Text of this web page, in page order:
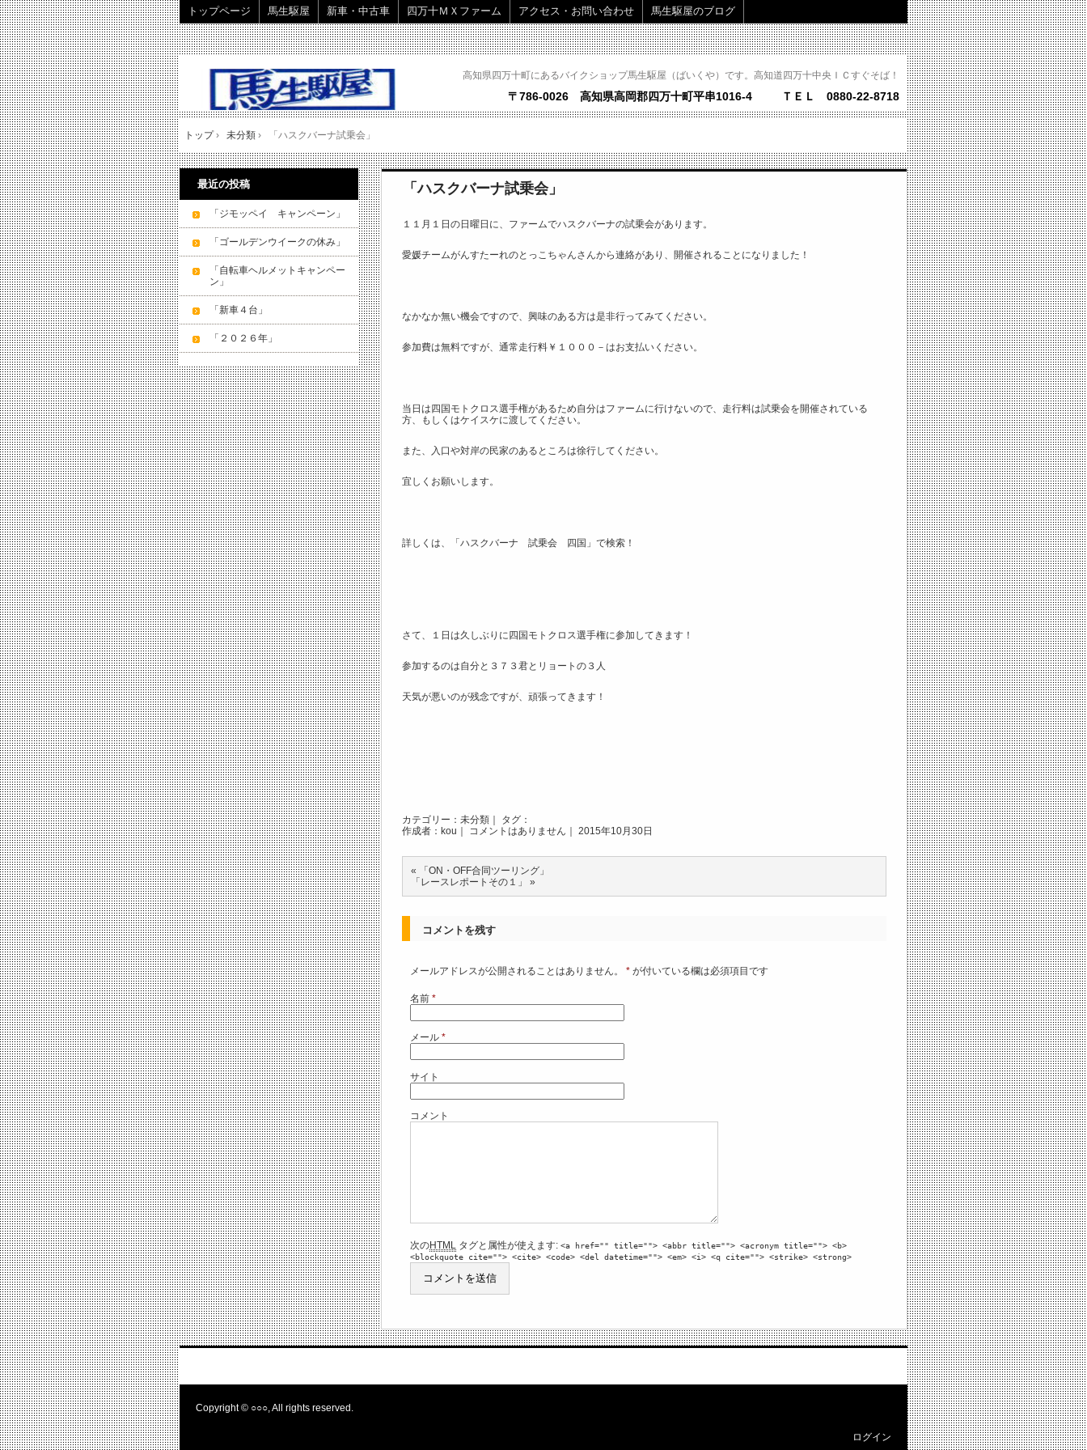
高知県四万十町にあるバイクショップ馬生駆屋（ばいくや）です。高知道四万十中央ＩＣすぐそば！
〒786-0026 高知県高岡郡四万十町平串1016-4 ＴＥＬ 0880-22-8718
トップページ 馬生駆屋 新車・中古車 四万十ＭＸファーム アクセス・お問い合わせ 馬生駆屋のブログ
トップ› 未分類 › 「ハスクバーナ試乗会」
「ハスクバーナ試乗会」
１１月１日の日曜日に、ファームでハスクバーナの試乗会があります。
愛媛チームがんすたーれのとっこちゃんさんから連絡があり、開催されることになりました！
なかなか無い機会ですので、興味のある方は是非行ってみてください。
参加費は無料ですが、通常走行料￥１０００－はお支払いください。
当日は四国モトクロス選手権があるため自分はファームに行けないので、走行料は試乗会を開催されている
方、もしくはケイスケに渡してください。
また、入口や対岸の民家のあるところは徐行してください。
宜しくお願いします。
詳しくは、「ハスクバーナ 試乗会 四国」で検索！
さて、１日は久しぶりに四国モトクロス選手権に参加してきます！
参加するのは自分と３７３君とリョートの３人
天気が悪いのが残念ですが、頑張ってきます！
カテゴリー： 未分類 ｜ タグ：
作成者：kou｜ コメントはありません ｜ 2015年10月30日
«
「ON・OFF合同ツーリング」
「レースレポートその１」
»
コメントを残す
メールアドレスが公開されることはありません。 * が付いている欄は必須項目です
名前 *
メール *
サイト
コメント
次のHTML タグと属性が使えます: <a href="" title=""> <abbr title=""> <acronym title=""> <b>
<blockquote cite=""> <cite> <code> <del datetime=""> <em> <i> <q cite=""> <strike> <strong>
最近の投稿
「ジモッペイ キャンペーン」
「ゴールデンウイークの休み」
「自転車ヘルメットキャンペー
ン」
「新車４台」
「２０２６年」
Copyright © ○○○, All rights reserved.
ログイン